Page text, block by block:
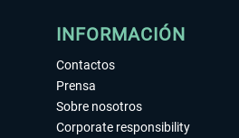
INFORMACIÓN
Contactos
Prensa
Sobre nosotros
Corporate responsibility